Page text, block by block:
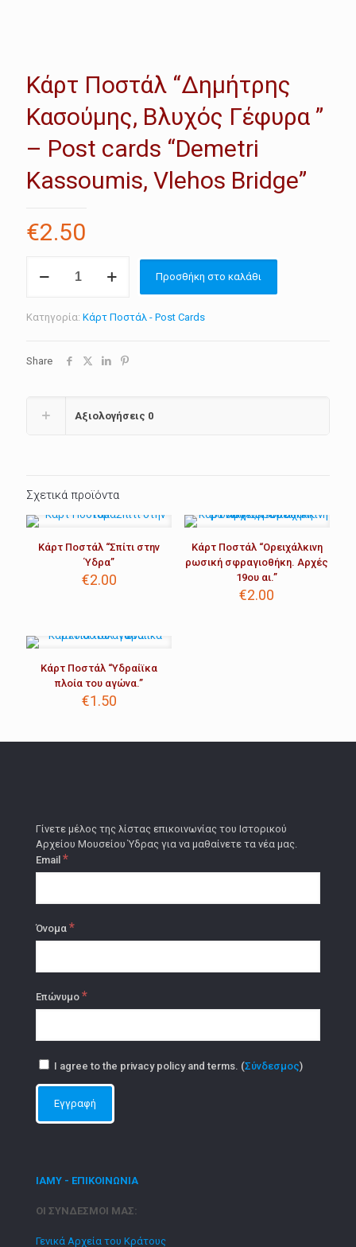
Κάρτ Ποστάλ “Δημήτρης
Κασούμης, Βλυχός Γέφυρα ”
– Post cards “Demetri
Kassoumis, Vlehos Bridge”
€2.50
Ποστάλ
Βλυχός
"Demetri
Προσθήκη στο καλάθι
Κατηγορία: Κάρτ Ποστάλ - Post Cards
Share
Αξιολογήσεις 0
Σχετικά προϊόντα
Κάρτ Ποστάλ “Σπίτι στην
Ύδρα”
€2.00
Κάρτ Ποστάλ “Ορειχάλκινη
ρωσική σφραγιοθήκη. Αρχές
19ου αι.”
€2.00
Κάρτ Ποστάλ “Υδραίϊκα
πλοία του αγώνα.”
€1.50
Γίνετε μέλος της λίστας επικοινωνίας του Ιστορικού
Αρχείου Μουσείου Ύδρας για να μαθαίνετε τα νέα μας.
Email *
Όνομα *
Επώνυμο *
I agree to the privacy policy and terms. (Σύνδεσμος)
ΙΑΜΥ - ΕΠΙΚΟΙΝΩΝΙΑ
ΟΙ ΣΥΝΔΕΣΜΟΙ ΜΑΣ:
Γενικά Αρχεία του Κράτους